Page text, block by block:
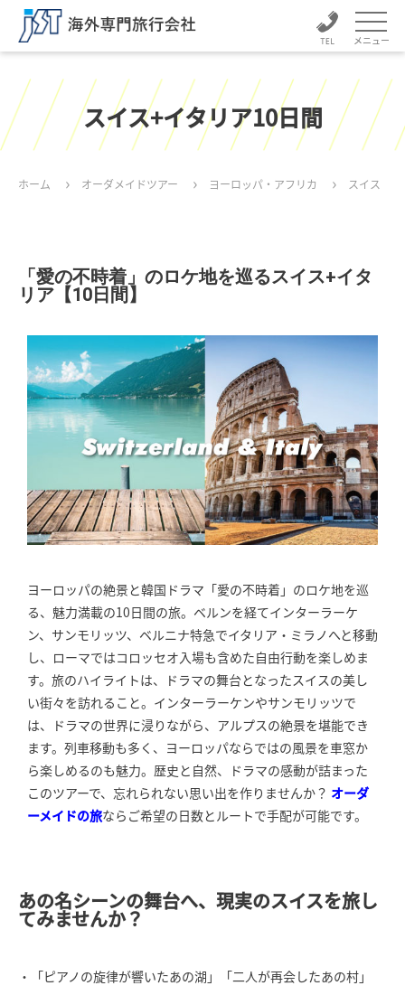
メニュー
スイス+イタリア10日間
ホーム オーダメイドツアー ヨーロッパ・アフリカ スイス
「愛の不時着」のロケ地を巡るスイス+イタ
リア【10日間】
ヨーロッパの絶景と韓国ドラマ「愛の不時着」のロケ地を巡
る、魅力満載の10日間の旅。ベルンを経てインターラーケ
ン、サンモリッツ、ベルニナ特急でイタリア・ミラノへと移動
し、ローマではコロッセオ入場も含めた自由行動を楽しめま
す。旅のハイライトは、ドラマの舞台となったスイスの美し
い街々を訪れること。インターラーケンやサンモリッツで
は、ドラマの世界に浸りながら、アルプスの絶景を堪能でき
ます。列車移動も多く、ヨーロッパならではの風景を車窓か
ら楽しめるのも魅力。歴史と自然、ドラマの感動が詰まった
このツアーで、忘れられない思い出を作りませんか？ オーダ
ーメイドの旅ならご希望の日数とルートで手配が可能です。
あの名シーンの舞台へ、現実のスイスを旅し
てみませんか？
・「ピアノの旋律が響いたあの湖」「二人が再会したあの村」